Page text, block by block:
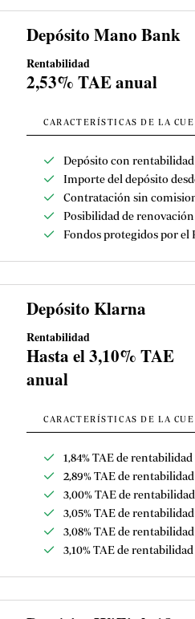
Depósito Mano Bank
Rentabilidad
2,53% TAE anual
CARACTERÍSTICAS DE LA
Depósito con rentabilidad
Importe del depósito
Contratación sin
Posibilidad de
Fondos protegidos por el
Depósito Klarna
Rentabilidad
Hasta el 3,10% TAE
anual
CARACTERÍSTICAS DE LA
1,84% TAE de rentabilidad
2,89% TAE de rentabilidad
3,00% TAE de
3,05% TAE de
3,08% TAE de
3,10% TAE de